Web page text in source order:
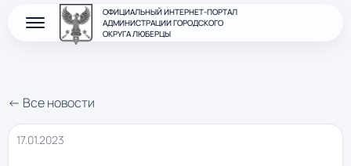
ОФИЦИАЛЬНЫЙ ИНТЕРНЕТ-ПОРТАЛ
АДМИНИСТРАЦИИ ГОРОДСКОГО
ОКРУГА ЛЮБЕРЦЫ
← Все новости
17.01.2023